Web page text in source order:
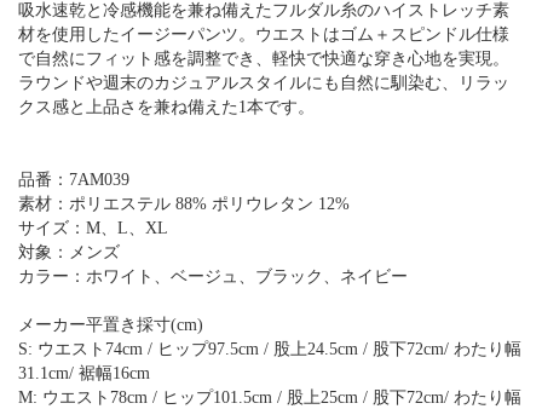
吸水速乾と冷感機能を兼ね備えたフルダル糸のハイストレッチ素
材を使用したイージーパンツ。ウエストはゴム＋スピンドル仕様
で自然にフィット感を調整でき、軽快で快適な穿き心地を実現。
ラウンドや週末のカジュアルスタイルにも自然に馴染む、リラッ
クス感と上品さを兼ね備えた1本です。
品番：7AM039
素材：ポリエステル 88% ポリウレタン 12%
サイズ：M、L、XL
対象：メンズ
カラー：ホワイト、ベージュ、ブラック、ネイビー
メーカー平置き採寸(cm)
S: ウエスト74cm / ヒップ97.5cm / 股上24.5cm / 股下72cm/ わたり幅
31.1cm/ 裾幅16cm
M: ウエスト78cm / ヒップ101.5cm / 股上25cm / 股下72cm/ わたり幅